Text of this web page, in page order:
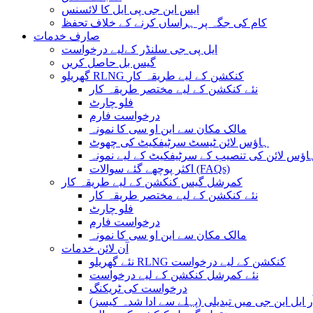
ایس این جی پی ایل کا لائسنس
کام کی جگہ پر ہراساں کرنے کے خلاف تحفظ
صارف خدمات
ایل پی جی سلنڈر کےلیے درخواست
گیس بل حاصل کریں
گھریلو RLNG کنکشن کے لیے طریقہ کار
نئے کنکشن کے لیے مختصر طریقہ کار
فلو چارٹ
درخواست فارم
مالک مکان سے این او سی کا نمونہ
ہاؤس لائن ٹیسٹ سرٹیفکیٹ کی چھوٹ
ہاؤس لائن کی تنصیب کے سرٹیفکیٹ کے لیے نمونہ
اکثر پوچھے گئے سوالات (FAQs)
کمرشل گیس کنکشن کے لیے طریقہ کار
نئے کنکشن کے لیے مختصر طریقہ کار
فلو چارٹ
درخواست فارم
مالک مکان سے این او سی کا نمونہ
آن لائن خدمات
نئے گھریلو RLNG کنکشن کے لیے درخواست
نئے کمرشل کنکشن کے لیے درخواست
درخواست کی ٹریکنگ
این جی میں تبدیلی (پہلے سے ادا شدہ کیسز)